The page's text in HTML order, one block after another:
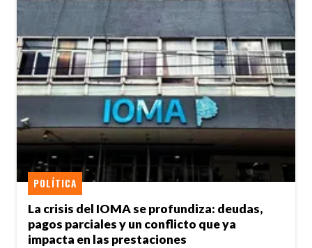
La crisis del IOMA se profundiza: deudas,
pagos parciales y un conflicto que ya
impacta en las prestaciones
POLÍTICA